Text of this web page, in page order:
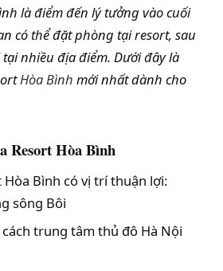
là điểm đến lý tưởng vào cuối
có thể đặt phòng tại resort, sau
nhiều địa điểm. Dưới đây là
Hòa Bình mới nhất dành cho
Resort Hòa Bình
Hòa Bình có vị trí thuận lợi:
sông Bôi
trung tâm thủ đô Hà Nội